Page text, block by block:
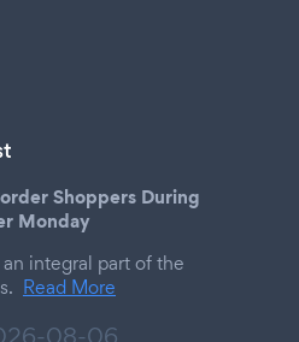
Shoppers During
Monday
integral part of the
Read More